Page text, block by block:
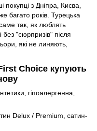
з Дніпра, Києва,
багато років. Турецька
так, як люблять
без "сюрпризів" після
які не линяють,
Choice купують
гіпоалергенна,
Delux / Premium, сатин-